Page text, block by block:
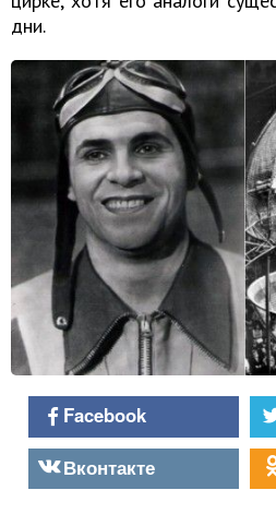
дни.
Facebook
Вконтакте